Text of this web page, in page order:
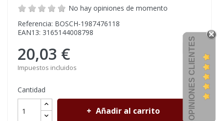
No hay opiniones de momento
Referencia: BOSCH-1987476118
EAN13: 3165144008798
20,03 €
Impuestos incluidos
Cantidad
Añadir al carrito OPINIONES CLIENTES